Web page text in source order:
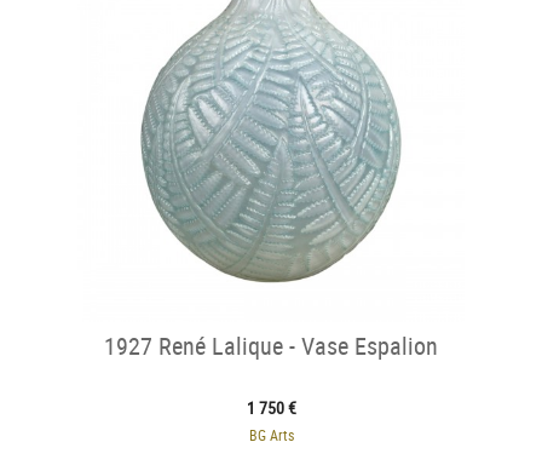
1927 René Lalique - Vase Espalion
1 750 €
BG Arts